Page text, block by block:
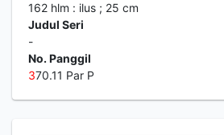
162 hlm : ilus ; 25 cm
Judul Seri
-
No. Panggil
370.11 Par P